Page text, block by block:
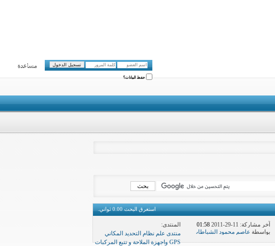
مساعدة
حفظ البيانات؟
استغرق البحث 0.00 ثواني.
آخر مشاركة: 11-29-2011
01:58 AM
بواسطة عاصم محمود الشباطات
المنتدى:
منتدى علم نظام التحديد المكاني
GPS واجهزة الملاحة و تتبع المركبات